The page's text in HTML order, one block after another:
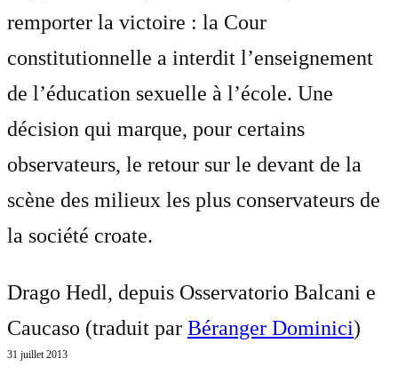
remporter la victoire : la Cour
constitutionnelle a interdit l’enseignement
de l’éducation sexuelle à l’école. Une
décision qui marque, pour certains
observateurs, le retour sur le devant de la
scène des milieux les plus conservateurs de
la société croate.
Drago Hedl, depuis Osservatorio Balcani e
Caucaso (traduit par Béranger Dominici)
31 juillet 2013